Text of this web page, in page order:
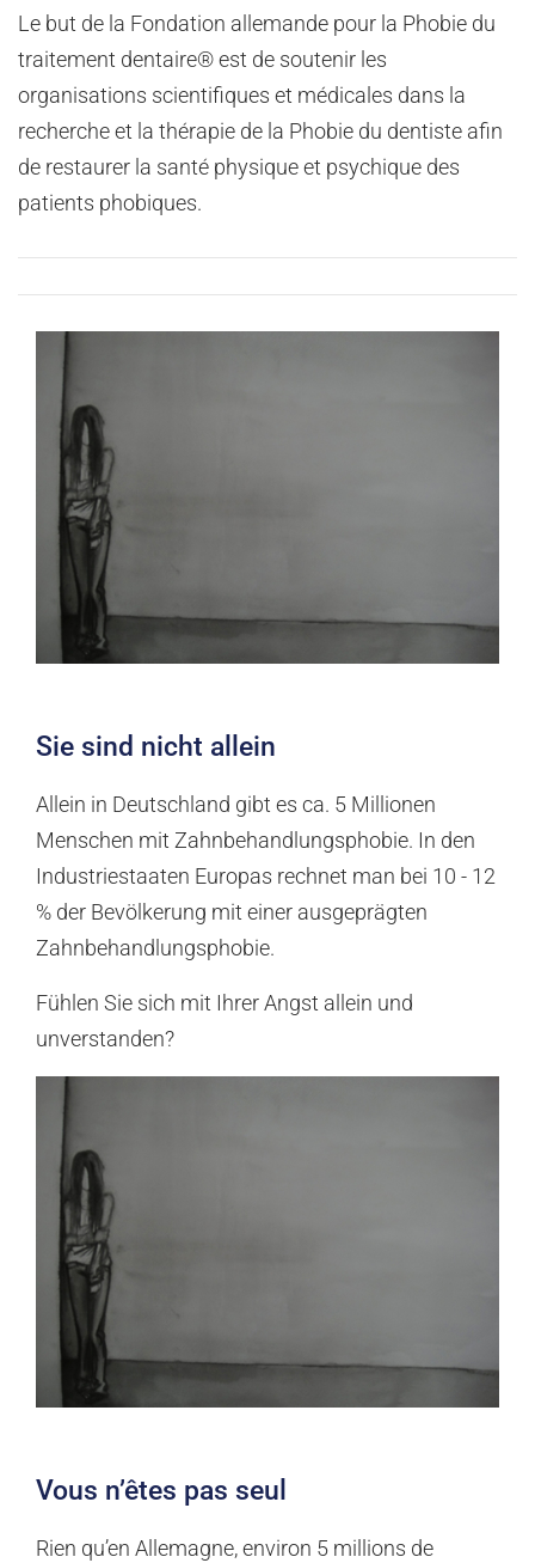
Le but de la Fondation allemande pour la Phobie du
traitement dentaire® est de soutenir les
organisations scientifiques et médicales dans la
recherche et la thérapie de la Phobie du dentiste afin
de restaurer la santé physique et psychique des
patients phobiques.
Sie sind nicht allein
Allein in Deutschland gibt es ca. 5 Millionen
Menschen mit Zahnbehandlungsphobie. In den
Industriestaaten Europas rechnet man bei 10 - 12
% der Bevölkerung mit einer ausgeprägten
Zahnbehandlungsphobie.
Fühlen Sie sich mit Ihrer Angst allein und
unverstanden?
Vous n’êtes pas seul
Rien qu’en Allemagne, environ 5 millions de